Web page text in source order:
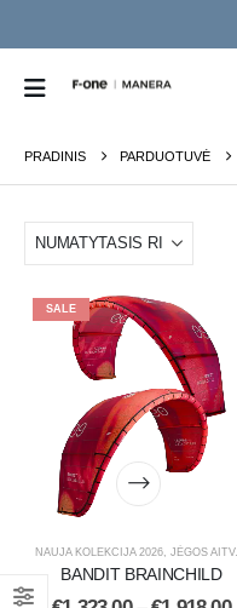
PRADINIS PARDUOTUVĖ
SALE
NAUJA KOLEKCIJA 2026 ,JĖGOS AITVARAI
BANDIT BRAINCHILD